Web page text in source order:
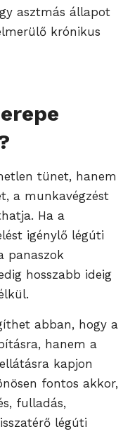
asztmás állapot
krónikus
tünet, hanem
a munkavégzést
Ha a
igénylő légúti
panaszok
hosszabb ideig
abban, hogy a
hanem a
kapjon
fontos akkor,
fulladás,
légúti